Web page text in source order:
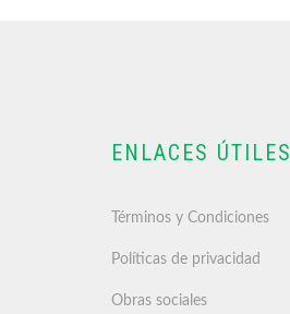
ENLACES ÚTILES
Términos y Condiciones
Políticas de privacidad
Obras sociales